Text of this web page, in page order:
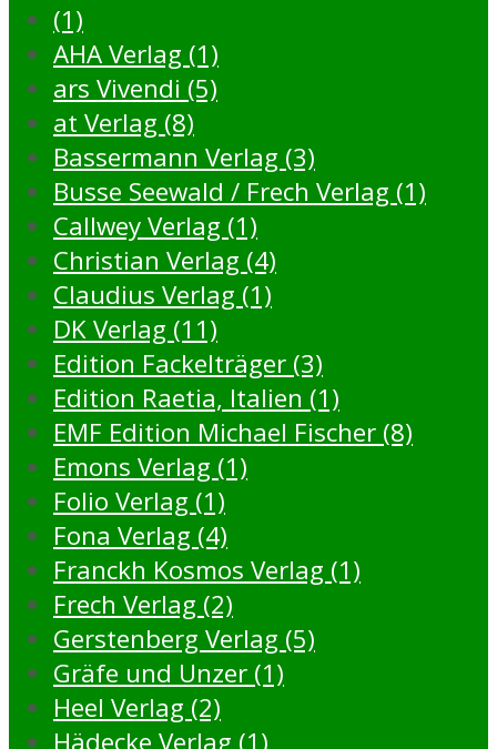
(1)
AHA Verlag (1)
ars Vivendi (5)
at Verlag (8)
Bassermann Verlag (3)
Busse Seewald / Frech Verlag (1)
Callwey Verlag (1)
Christian Verlag (4)
Claudius Verlag (1)
DK Verlag (11)
Edition Fackelträger (3)
Edition Raetia, Italien (1)
EMF Edition Michael Fischer (8)
Emons Verlag (1)
Folio Verlag (1)
Fona Verlag (4)
Franckh Kosmos Verlag (1)
Frech Verlag (2)
Gerstenberg Verlag (5)
Gräfe und Unzer (1)
Heel Verlag (2)
Hädecke Verlag (1)